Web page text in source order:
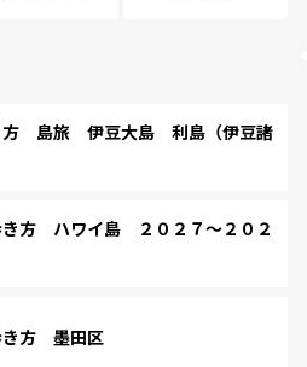
方 島旅 伊豆大島 利島（伊豆諸
方 ハワイ島 ２０２７～２０２
方 墨田区